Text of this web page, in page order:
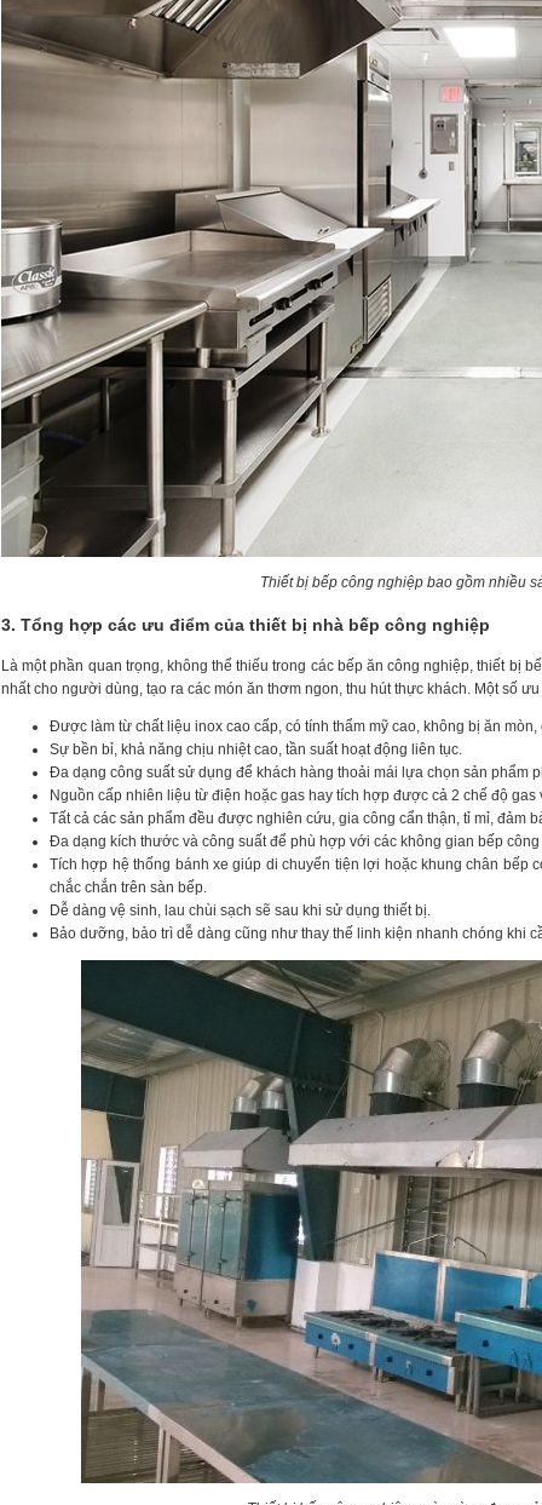
Thiết bị bếp công nghiệp bao gồm nhiều
3. Tổng hợp các ưu điểm của thiết bị nhà bếp công nghiệp
Là một phần quan trọng, không thể thiếu trong các bếp ăn công nghiệp, thiết bị
nhất cho người dùng, tạo ra các món ăn thơm ngon, thu hút thực khách. Một số
Được làm từ chất liệu inox cao cấp, có tính thẩm mỹ cao, không bị ăn
Sự bền bỉ, khả năng chịu nhiệt cao, tần suất hoạt động liên tục.
Đa dạng công suất sử dụng để khách hàng thoải mái lựa chọn sản phẩm
Nguồn cấp nhiên liệu từ điện hoặc gas hay tích hợp được cả 2 chế độ
Tất cả các sản phẩm đều được nghiên cứu, gia công cẩn thận, tỉ mỉ, đảm
Đa dạng kích thước và công suất để phù hợp với các không gian bếp
Tích hợp hệ thống bánh xe giúp di chuyển tiện lợi hoặc khung chân
chắc chắn trên sàn bếp.
Dễ dàng vệ sinh, lau chùi sạch sẽ sau khi sử dụng thiết bị.
Bảo dưỡng, bảo trì dễ dàng cũng như thay thế linh kiện nhanh chóng khi